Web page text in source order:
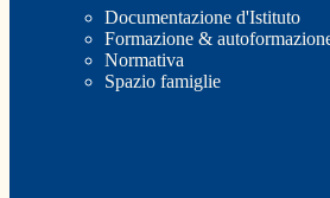
Documentazione d'Istituto
Formazione &
Normativa
Spazio famiglie